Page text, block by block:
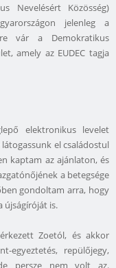
Nevelésért Közösség)
jelenleg a
vár a Demokratikus
amely az EUDEC tagja
elektronikus levelet
el családostul
kaptam az ajánlaton, és
a betegsége
gondoltam arra, hogy
újságíróját is.
Zoetól, és akkor
egyeztetés, repülőjegy,